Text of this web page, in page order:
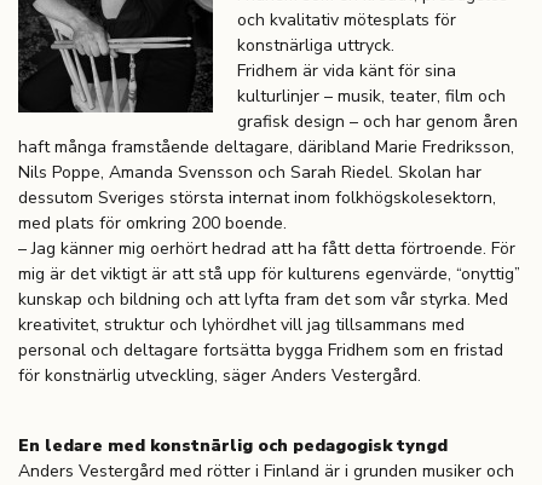
och kvalitativ mötesplats för
konstnärliga uttryck.
Fridhem är vida känt för sina
kulturlinjer – musik, teater, film och
grafisk design – och har genom åren
haft många framstående deltagare, däribland Marie Fredriksson,
Nils Poppe, Amanda Svensson och Sarah Riedel. Skolan har
dessutom Sveriges största internat inom folkhögskolesektorn,
med plats för omkring 200 boende.
– Jag känner mig oerhört hedrad att ha fått detta förtroende. För
mig är det viktigt är att stå upp för kulturens egenvärde, “onyttig”
kunskap och bildning och att lyfta fram det som vår styrka. Med
kreativitet, struktur och lyhördhet vill jag tillsammans med
personal och deltagare fortsätta bygga Fridhem som en fristad
för konstnärlig utveckling, säger Anders Vestergård.
En ledare med konstnärlig och pedagogisk tyngd
Anders Vestergård med rötter i Finland är i grunden musiker och